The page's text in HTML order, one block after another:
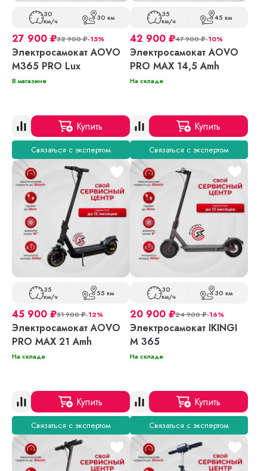
30
км/ч 30 км
27 900 ₽32 900₽-15%
Электросамокат AOVO
M365 PRO Lux
В магазине
Купить
Связаться с экспертом
35
км/ч 45 км
42 900 ₽47 900₽-10%
Электросамокат AOVO
PRO MAX 14,5 Amh
На складе
Купить
Связаться с экспертом
35
км/ч 55 км
45 900 ₽51 900₽-12%
Электросамокат AOVO
PRO MAX 21 Amh
На складе
Купить
Связаться с экспертом
30
км/ч 30 км
20 900 ₽24 900₽-16%
Электросамокат IKINGI
M 365
На складе
Купить
Связаться с экспертом